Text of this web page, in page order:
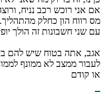
אם אני רוכש רכב נניח,
מס רווח הון כחלק מהתהליך.
עם שני חשבונות זה הולך
אגב, אתה בטוח שיש להם
לעבור ממצב לא ממונף
או קודם